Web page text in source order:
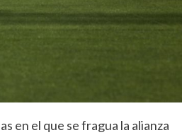
en el que se fragua la alianza